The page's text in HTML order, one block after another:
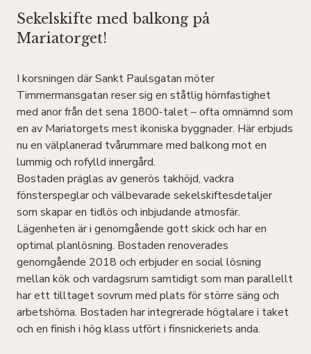
Sekelskifte med balkong på
Mariatorget!
I korsningen där Sankt Paulsgatan möter
Timmermansgatan reser sig en ståtlig hörnfastighet
med anor från det sena 1800-talet – ofta omnämnd som
en av Mariatorgets mest ikoniska byggnader. Här erbjuds
nu en välplanerad tvårummare med balkong mot en
lummig och rofylld innergård.
Bostaden präglas av generös takhöjd, vackra
fönsterspeglar och välbevarade sekelskiftesdetaljer
som skapar en tidlös och inbjudande atmosfär.
Lägenheten är i genomgående gott skick och har en
optimal planlösning. Bostaden renoverades
genomgående 2018 och erbjuder en social lösning
mellan kök och vardagsrum samtidigt som man parallellt
har ett tilltaget sovrum med plats för större säng och
arbetshörna. Bostaden har integrerade högtalare i taket
och en finish i hög klass utfört i finsnickeriets anda.